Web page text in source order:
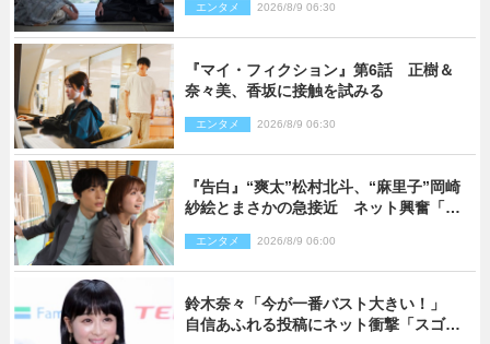
エンタメ 2026/8/9 06:30
『マイ・フィクション』第6話 正樹＆
奈々美、香坂に接触を試みる
エンタメ 2026/8/9 06:30
『告白』“爽太”松村北斗、“麻里子”岡崎
紗絵とまさかの急接近 ネット興奮「そ
り）
エンタメ 2026/8/9 06:00
鈴木奈々「今が一番バスト大きい！」
自信あふれる投稿にネット衝撃「スゴ